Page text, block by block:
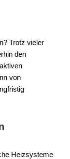
Trotz vieler
den
von
Heizsysteme